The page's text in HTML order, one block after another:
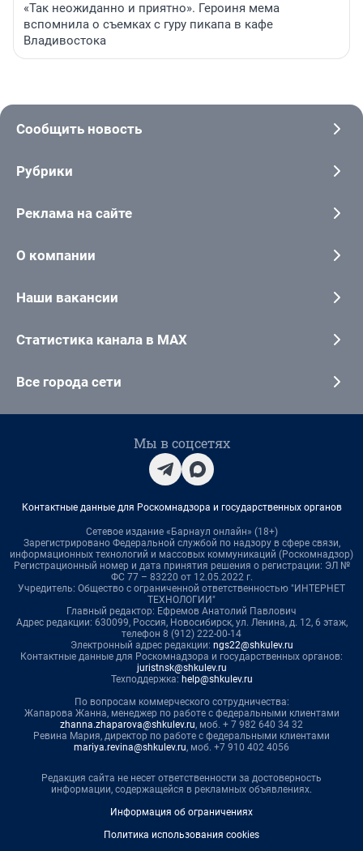
«Так неожиданно и приятно». Героиня мема
вспомнила о съемках с гуру пикапа в кафе
Владивостока
Сообщить новость
Рубрики
Реклама на сайте
О компании
Наши вакансии
Статистика канала в MAX
Все города сети
Мы в соцсетях
Контактные данные для Роскомнадзора и государственных органов
Сетевое издание «Барнаул онлайн» (18+)
Зарегистрировано Федеральной службой по надзору в сфере связи,
информационных технологий и массовых коммуникаций (Роскомнадзор)
Регистрационный номер и дата принятия решения о регистрации: ЭЛ №
ФС 77 – 83220 от 12.05.2022 г.
Учредитель: Общество с ограниченной ответственностью "ИНТЕРНЕТ
ТЕХНОЛОГИИ"
Главный редактор: Ефремов Анатолий Павлович
Адрес редакции: 630099, Россия, Новосибирск, ул. Ленина, д. 12, 6 этаж,
телефон 8 (912) 222-00-14
Электронный адрес редакции: ngs22@shkulev.ru
Контактные данные для Роскомнадзора и государственных органов:
juristnsk@shkulev.ru
Техподдержка: help@shkulev.ru
По вопросам коммерческого сотрудничества:
Жапарова Жанна, менеджер по работе с федеральными клиентами
zhanna.zhaparova@shkulev.ru, моб. + 7 982 640 34 32
Ревина Мария, директор по работе с федеральными клиентами
mariya.revina@shkulev.ru, моб. +7 910 402 4056
Редакция сайта не несет ответственности за достоверность
информации, содержащейся в рекламных объявлениях.
Информация об ограничениях
Политика использования cookies